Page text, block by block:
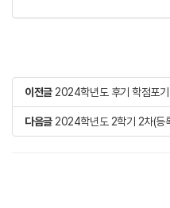
이전글 2024학년도 후기 학점포기
다음글 2024학년도 2학기 2차(등